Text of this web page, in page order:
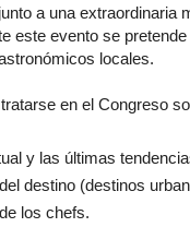
a una extraordinaria
este evento se
locales.
en el Congreso
y las últimas
destino (destinos
los chefs.